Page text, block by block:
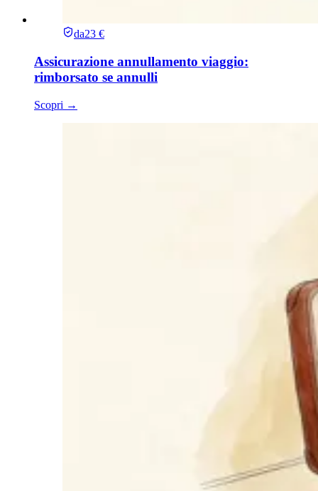
da23 €
Assicurazione annullamento viaggio:
rimborsato se annulli
Scopri →